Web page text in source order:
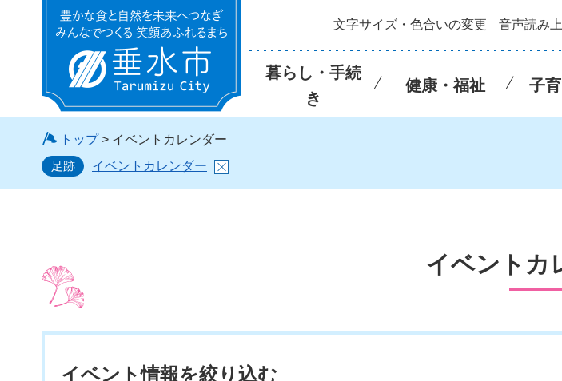
垂水市 文字サイズ・色合いの変更 音声読み
暮らし・手続
き
健康・福祉 子
トップ> イベントカレンダー
足跡
イベントカレンダー
イベントカ
イベント情報を絞り込む